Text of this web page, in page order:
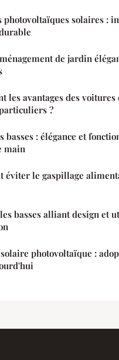
photovoltaïques solaires :
de jardin
les avantages des
?
basses : élégance et
main
éviter le gaspillage
basses alliant design et
photovoltaïque :